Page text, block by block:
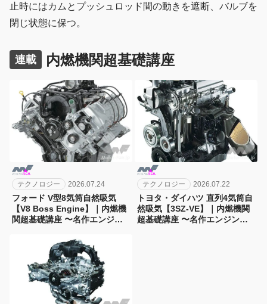
止時にはカムとプッシュロッド間の動きを遮断、バルブを
閉じ状態に保つ。
連載 内燃機関超基礎講座
テクノロジー 2026.07.24
フォード V型8気筒自然吸気
【V8 Boss Engine】｜内燃機
関超基礎講座 〜名作エンジン
テクノロジー 2026.07.22
トヨタ・ダイハツ 直列4気筒自
然吸気【3SZ-VE】｜内燃機関
超基礎講座 〜名作エンジン図